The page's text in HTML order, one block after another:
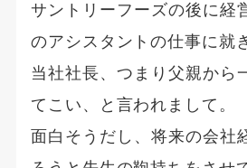
サントリーフーズの後に経
のアシスタントの仕事に就
当社社長、つまり父親から
てこい、と言われまして。
面白そうだし、将来の会社